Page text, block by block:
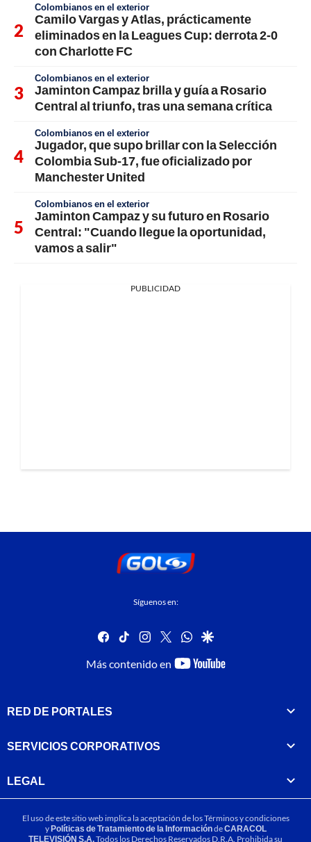
Colombianos en el exterior
Camilo Vargas y Atlas, prácticamente
eliminados en la Leagues Cup: derrota 2-0
con Charlotte FC
Colombianos en el exterior
Jaminton Campaz brilla y guía a Rosario
Central al triunfo, tras una semana crítica
Colombianos en el exterior
Jugador, que supo brillar con la Selección
Colombia Sub-17, fue oficializado por
Manchester United
Colombianos en el exterior
Jaminton Campaz y su futuro en Rosario
Central: "Cuando llegue la oportunidad,
vamos a salir"
PUBLICIDAD
Síguenos en:
facebook
tiktok instagram
twitterwhatsapp
google
Más contenido en
youtube-
RED DE PORTALES
SERVICIOS CORPORATIVOS
LEGAL
El uso de este sitio web implica la aceptación de losTérminos y condiciones
yPolíticas de Tratamiento de la InformacióndeCARACOL
TELEVISIÓN S.A.Todos los Derechos Reservados D.R.A. Prohibida su